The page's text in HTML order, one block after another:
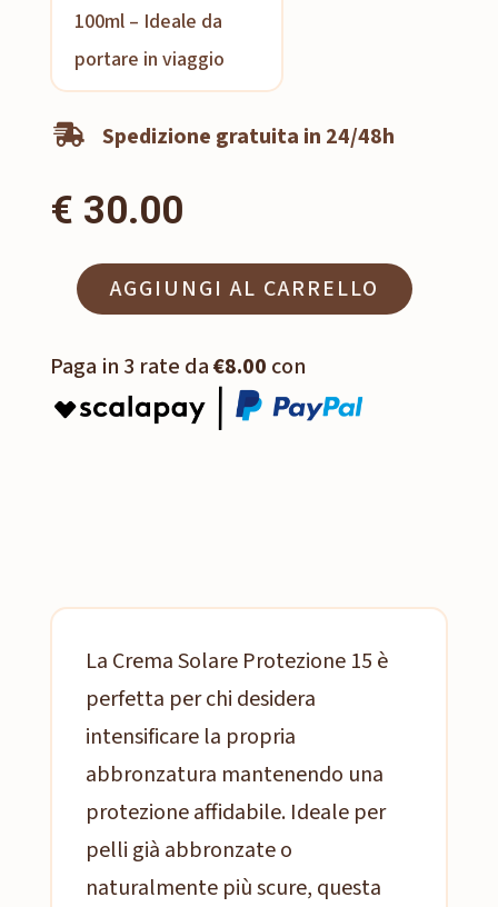
100ml – Ideale da
portare in viaggio
 Spedizione gratuita in 24/48h
€ 30.00
AGGIUNGI AL CARRELLO
Paga in 3 rate da€8.00 con
La Crema Solare Protezione 15 è
perfetta per chi desidera
intensificare la propria
abbronzatura mantenendo una
protezione affidabile. Ideale per
pelli già abbronzate o
naturalmente più scure, questa